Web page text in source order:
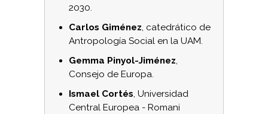
2030.
Carlos Giménez, catedrático de
Antropología Social en la UAM.
Gemma Pinyol-Jiménez,
Consejo de Europa.
Ismael Cortés, Universidad
Central Europea - Romani